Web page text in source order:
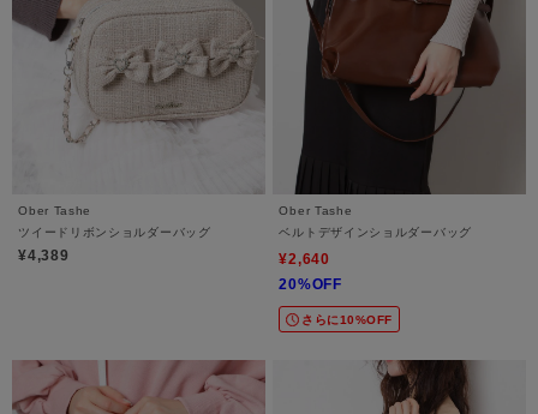
Ober Tashe
ツイードリボンショルダーバッグ
¥4,389
Ober Tashe
ベルトデザインショルダーバッグ
¥2,640
20%OFF
さらに10%OFF